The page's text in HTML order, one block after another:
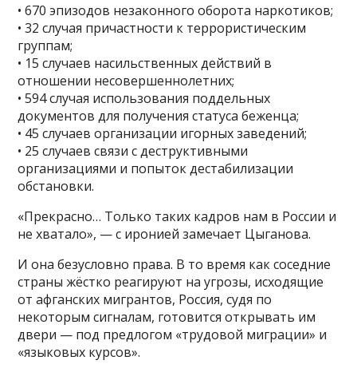
• 670 эпизодов незаконного оборота наркотиков;
• 32 случая причастности к террористическим
группам;
• 15 случаев насильственных действий в
отношении несовершеннолетних;
• 594 случая использования поддельных
документов для получения статуса беженца;
• 45 случаев организации игорных заведений;
• 25 случаев связи с деструктивными
организациями и попыток дестабилизации
обстановки.
«Прекрасно… Только таких кадров нам в России и
не хватало», — с иронией замечает Цыганова.
И она безусловно права. В то время как соседние
страны жёстко реагируют на угрозы, исходящие
от афганских мигрантов, Россия, судя по
некоторым сигналам, готовится открывать им
двери — под предлогом «трудовой миграции» и
«языковых курсов».